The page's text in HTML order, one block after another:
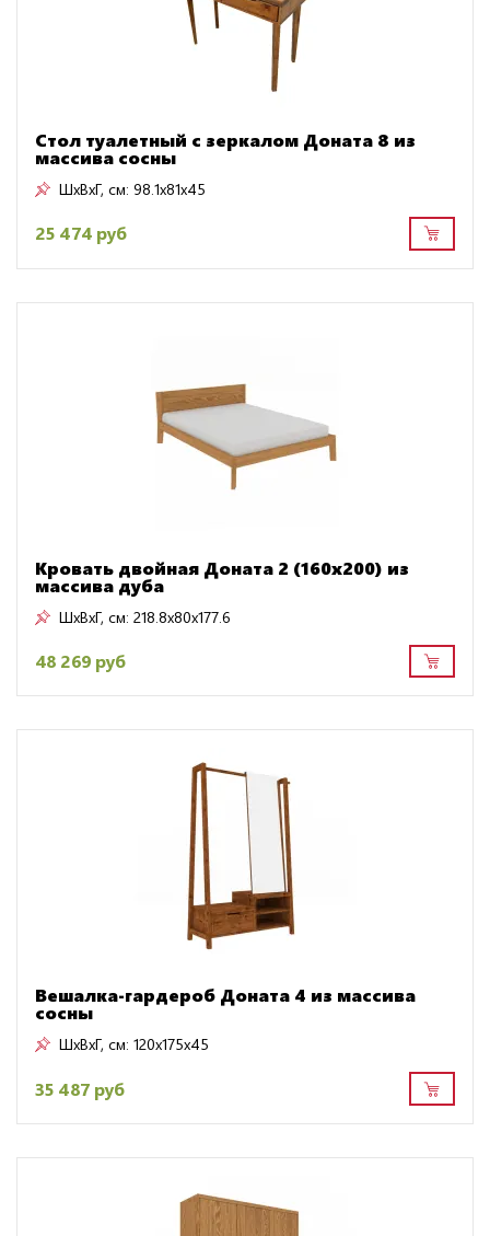
Стол туалетный с зеркалом Доната 8 из
массива сосны
ШxВxГ, см: 98.1x81x45
25 474 руб
Кровать двойная Доната 2 (160х200) из
массива дуба
ШxВxГ, см: 218.8x80x177.6
48 269 руб
Вешалка-гардероб Доната 4 из массива
сосны
ШxВxГ, см: 120x175x45
35 487 руб